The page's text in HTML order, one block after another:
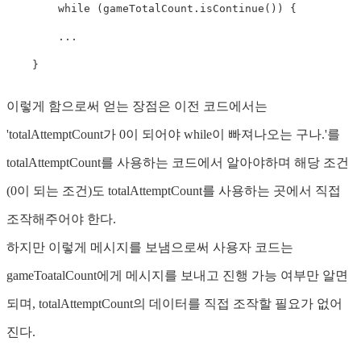
while ( gameTotalCount . isContinue ( ) ) {
. . .
}
이렇게 함으로써 얻는 장점은 이전 코드에서는
'totalAttemptCount가 0이 되어야 while이 빠져나오는 구나.'를
totalAttemptCount를 사용하는 코드에서 알아야하며 해당 조건
(0이 되는 조건)도 totalAttemptCount를 사용하는 곳에서 직접
조작해주어야 한다.
하지만 이렇게 메시지를 보냄으로써 사용자 코드는
gameToatalCount에게 메시지를 보내고 진행 가능 여부만 알면
되며, totalAttemptCount의 데이터를 직접 조작할 필요가 없어
진다.